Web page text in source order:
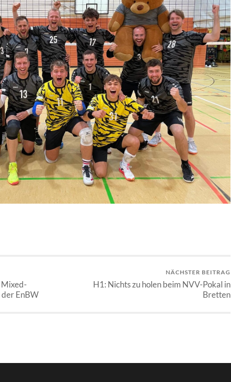
Mixed-
EnBW
NÄCHSTER BEITRAG
H1: Nichts zu holen beim NVV-Pokal in
Bretten